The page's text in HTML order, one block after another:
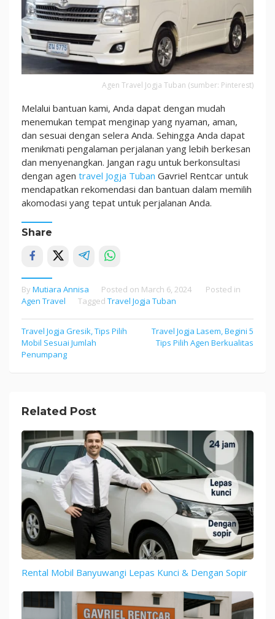
Agen Travel Jogja Tuban (sumber: Pinterest)
Melalui bantuan kami, Anda dapat dengan mudah
menemukan tempat menginap yang nyaman, aman,
dan sesuai dengan selera Anda. Sehingga Anda dapat
menikmati pengalaman perjalanan yang lebih berkesan
dan menyenangkan. Jangan ragu untuk berkonsultasi
dengan agen travel Jogja Tuban Gavriel Rentcar untuk
mendapatkan rekomendasi dan bantuan dalam memilih
akomodasi yang tepat untuk perjalanan Anda.
Share
By Mutiara Annisa Posted on March 6, 2024
Posted in
Agen Travel
Tagged Travel Jogja Tuban
Post
navigation
Travel Jogja Gresik, Tips Pilih
Mobil Sesuai Jumlah
Penumpang
Travel Jogja Lasem, Begini 5
Tips Pilih Agen Berkualitas
Related Post
Rental Mobil Banyuwangi Lepas Kunci & Dengan Sopir